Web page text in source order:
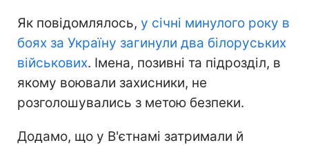
Як повідомлялось, у січні минулого року в
боях за Україну загинули два білоруських
військових. Імена, позивні та підрозділ, в
якому воювали захисники, не
розголошувались з метою безпеки.
Додамо, що у В'єтнамі затримали й